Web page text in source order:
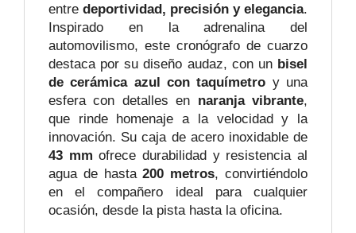
entre deportividad, precisión y elegancia.
Inspirado en la adrenalina del
automovilismo, este cronógrafo de cuarzo
destaca por su diseño audaz, con un bisel
de cerámica azul con taquímetro y una
esfera con detalles en naranja vibrante,
que rinde homenaje a la velocidad y la
innovación. Su caja de acero inoxidable de
43 mm ofrece durabilidad y resistencia al
agua de hasta200 metros, convirtiéndolo
en el compañero ideal para cualquier
ocasión, desde la pista hasta la oficina.